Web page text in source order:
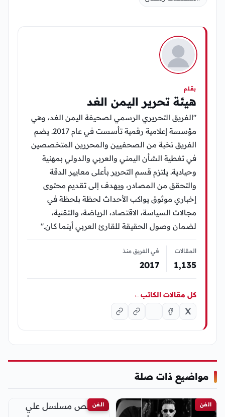
بقلم
هيئة تحرير اليمن الغد
"الفريق التحريري الرسمي لصحيفة اليمن الغد، وهي
مؤسسة إعلامية رقمية تأسست في عام 2017. يضم
الفريق نخبة من الصحفيين والمحررين المتخصصين
في تغطية الشأن اليمني والعربي والدولي بمهنية
وحيادية. يلتزم قسم التحرير بأعلى معايير الدقة
والتحقق من المصادر، ويهدف إلى تقديم محتوى
إخباري موثوق يواكب الأحداث لحظة بلحظة في
مجالات السياسة، الاقتصاد، الرياضة، والتقنية،
لضمان وصول الحقيقة للقارئ العربي أينما كان."
المقالات
1٬135
في الفريق منذ
2017
كل مقالات الكاتب←
مواضيع ذات صلة
الفن الفن